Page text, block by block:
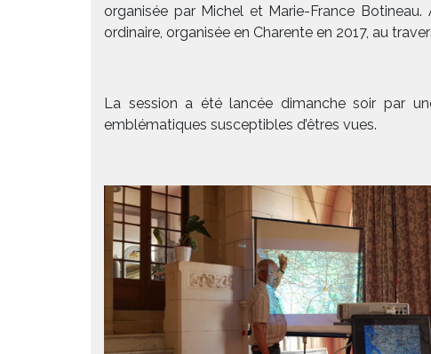
organisée par Michel et Marie-France
ordinaire, organisée en Charente en 2017, au
La session a été lancée dimanche soir par
emblématiques susceptibles d’êtres vues.